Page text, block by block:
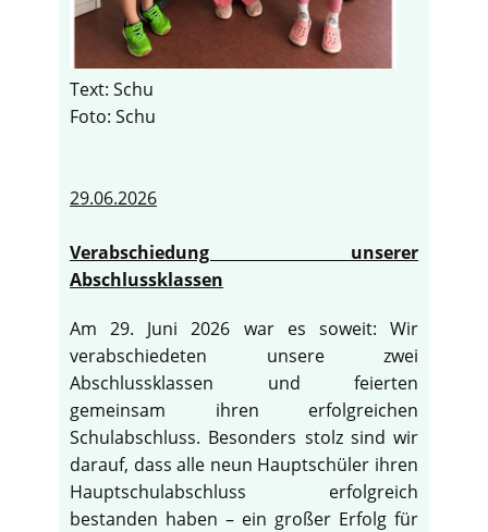
Text: Schu
Foto: Schu
29.06.2026
Verabschiedung unserer
Abschlussklassen
Am 29. Juni 2026 war es soweit: Wir
verabschiedeten unsere zwei
Abschlussklassen und feierten
gemeinsam ihren erfolgreichen
Schulabschluss. Besonders stolz sind wir
darauf, dass alle neun Hauptschüler ihren
Hauptschulabschluss erfolgreich
bestanden haben – ein großer Erfolg für